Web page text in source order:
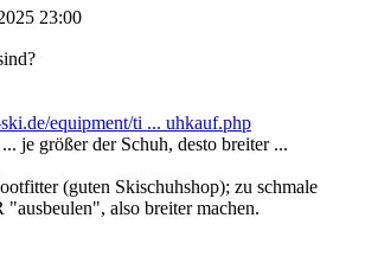
23:00
equipment/ti ... uhkauf.php
je größer der Schuh, desto breiter ...
(guten Skischuhshop); zu schmale
"ausbeulen", also breiter machen.